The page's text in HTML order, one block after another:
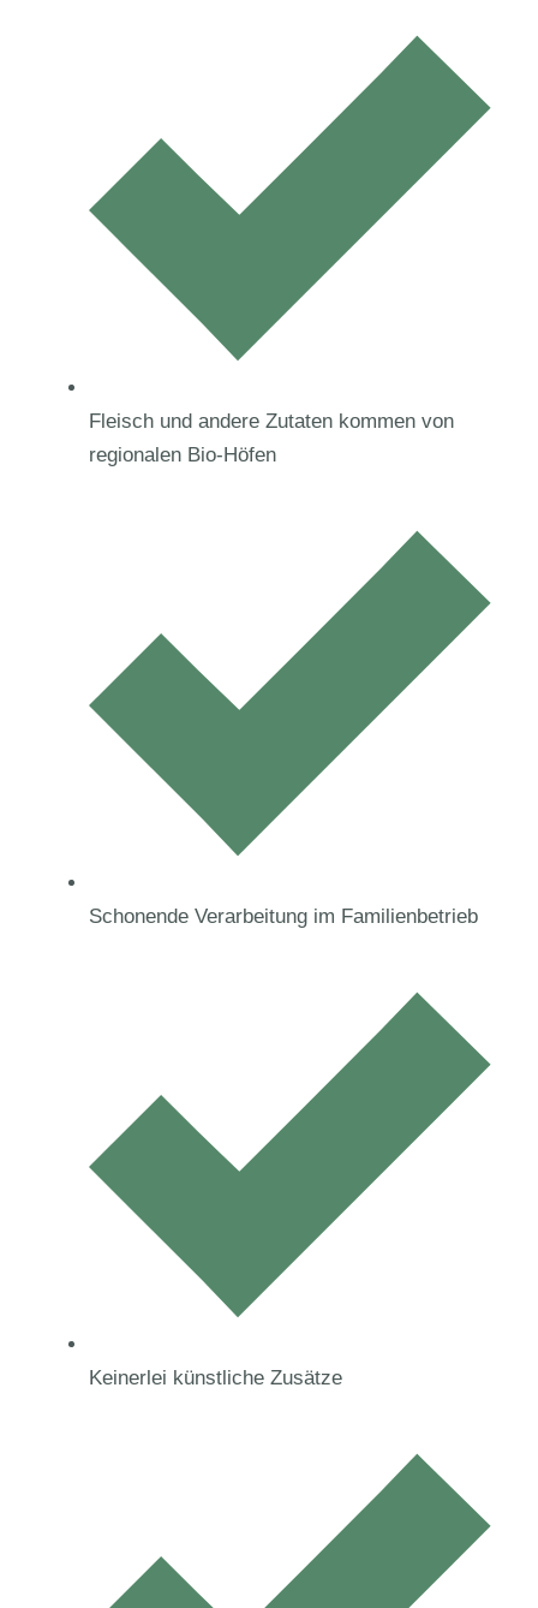
Fleisch und andere Zutaten kommen von
regionalen Bio-Höfen
Schonende Verarbeitung im Familienbetrieb
Keinerlei künstliche Zusätze